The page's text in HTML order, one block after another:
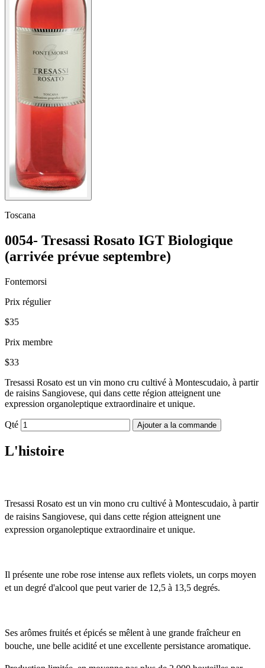
Toscana
0054- Tresassi Rosato IGT Biologique
(arrivée prévue septembre)
Fontemorsi
Prix régulier
$35
Prix membre
$33
Tresassi Rosato est un vin mono cru cultivé à Montescudaio, à partir
de raisins Sangiovese, qui dans cette région atteignent une
expression organoleptique extraordinaire et unique.
Qté Ajouter a la commande
L'histoire
Tresassi Rosato est un vin mono cru cultivé à Montescudaio, à partir
de raisins Sangiovese, qui dans cette région atteignent une
expression organoleptique extraordinaire et unique.
Il présente une robe rose intense aux reflets violets, un corps moyen
et un degré d'alcool que peut varier de 12,5 à 13,5 degrés.
Ses arômes fruités et épicés se mêlent à une grande fraîcheur en
bouche, une belle acidité et une excellente persistance aromatique.